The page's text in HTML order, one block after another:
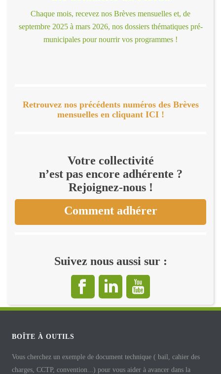
Chaque mois, recevez nos Brèves mensuelles et, de
septembre 2025 à mars 2026, nos dossiers thématiques pré-
municipales pour nourrir vos programmes !
Retrouvez nos précédents numéros des Brèves
mensuelles en cliquant ICI !
Votre collectivité
n’est pas encore adhérente ?
Rejoignez-nous !
Comment adhérer
Suivez nous aussi sur :
BOÎTE À OUTILS
Vous cherchez un exemple de document technique ( bail, cahier des
charges, CCTP, convention...) pour vous aider à avancer dans la